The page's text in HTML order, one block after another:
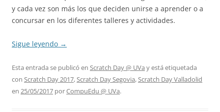
y cada vez son más los que deciden unirse a aprender o a
concursar en los diferentes talleres y actividades.
Sigue leyendo →
Esta entrada se publicó en Scratch Day @ UVa y está etiquetada
con Scratch Day 2017,Scratch Day Segovia,Scratch Day Valladolid
en 25/05/2017 porCompuEdu @ UVa.